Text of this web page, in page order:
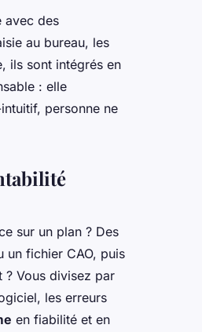
avec des
au bureau, les
ils sont intégrés en
: elle
personne ne
sur un plan ? Des
un fichier CAO, puis
? Vous divisez par
les erreurs
en fiabilité et en